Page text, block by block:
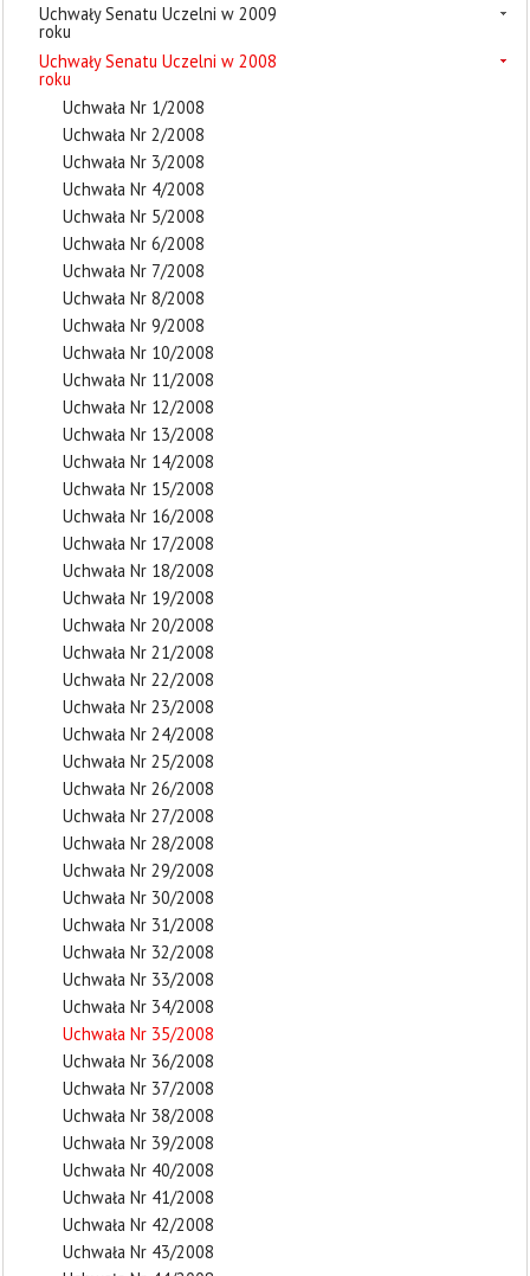
Uchwały Senatu Uczelni w 2009
roku
Uchwały Senatu Uczelni w 2008
roku
Uchwała Nr 1/2008
Uchwała Nr 2/2008
Uchwała Nr 3/2008
Uchwała Nr 4/2008
Uchwała Nr 5/2008
Uchwała Nr 6/2008
Uchwała Nr 7/2008
Uchwała Nr 8/2008
Uchwała Nr 9/2008
Uchwała Nr 10/2008
Uchwała Nr 11/2008
Uchwała Nr 12/2008
Uchwała Nr 13/2008
Uchwała Nr 14/2008
Uchwała Nr 15/2008
Uchwała Nr 16/2008
Uchwała Nr 17/2008
Uchwała Nr 18/2008
Uchwała Nr 19/2008
Uchwała Nr 20/2008
Uchwała Nr 21/2008
Uchwała Nr 22/2008
Uchwała Nr 23/2008
Uchwała Nr 24/2008
Uchwała Nr 25/2008
Uchwała Nr 26/2008
Uchwała Nr 27/2008
Uchwała Nr 28/2008
Uchwała Nr 29/2008
Uchwała Nr 30/2008
Uchwała Nr 31/2008
Uchwała Nr 32/2008
Uchwała Nr 33/2008
Uchwała Nr 34/2008
Uchwała Nr 35/2008
Uchwała Nr 36/2008
Uchwała Nr 37/2008
Uchwała Nr 38/2008
Uchwała Nr 39/2008
Uchwała Nr 40/2008
Uchwała Nr 41/2008
Uchwała Nr 42/2008
Uchwała Nr 43/2008